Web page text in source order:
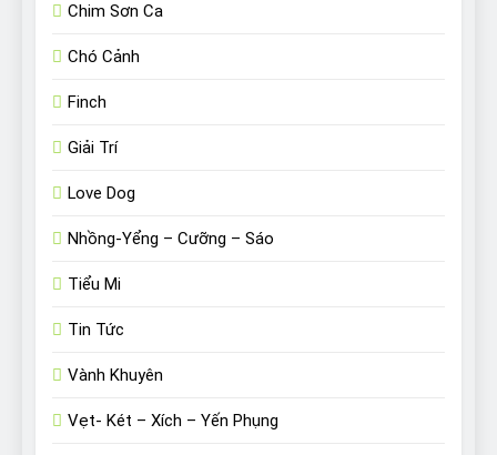
Chim Sơn Ca
Chó Cảnh
Finch
Giải Trí
Love Dog
Nhồng-Yểng – Cưỡng – Sáo
Tiểu Mi
Tin Tức
Vành Khuyên
Vẹt- Két – Xích – Yến Phụng